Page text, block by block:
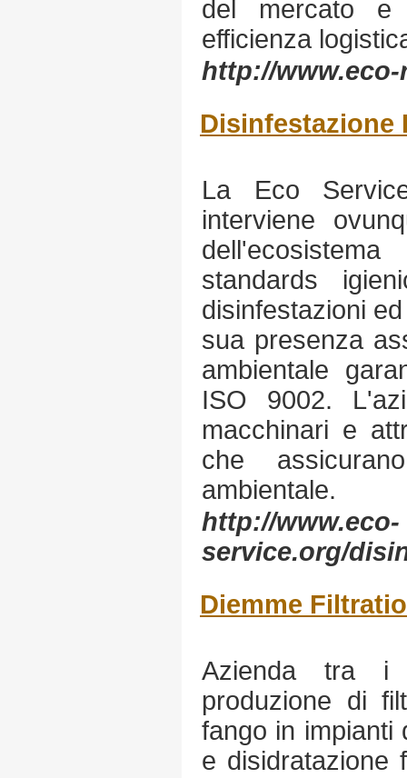
del mercato e
efficienza
http://www.eco-
Disinfestazione
La Eco
interviene
standards
disinfestazioni
sua presenza
ambientale
ISO 9002.
macchinari e
che
ambientale.
http://www.eco-
service.org/
Diemme
Azienda tra i
produzione di
fango in impianti
e disidratazione